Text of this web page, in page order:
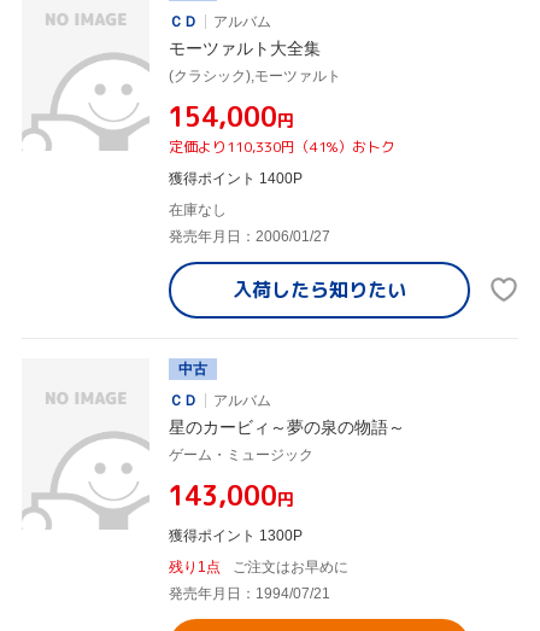
ＣＤ
アルバム
モーツァルト大全集
(クラシック),モーツァルト
¥154,000円
定価より110,330円（41%）おトク
獲得ポイント 1400P
在庫なし
発売年月日：2006/01/27
入荷したら知りたい
中古
ＣＤ
アルバム
星のカービィ～夢の泉の物語～
ゲーム・ミュージック
¥143,000円
獲得ポイント 1300P
残り1点
ご注文はお早めに
発売年月日：1994/07/21